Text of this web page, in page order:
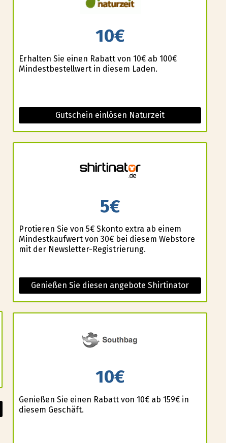
10€
Erhalten Sie einen Rabatt von 10€ ab 100€
Mindestbestellwert in diesem Laden.
Gutschein einlösen Naturzeit
5€
Profitieren Sie von 5€ Skonto extra ab einem
Mindestkaufwert von 30€ bei diesem Webstore
mit der Newsletter-Registrierung.
Genießen Sie diesen angebote Shirtinator
10€
Genießen Sie einen Rabatt von 10€ ab 159€ in
diesem Geschäft.